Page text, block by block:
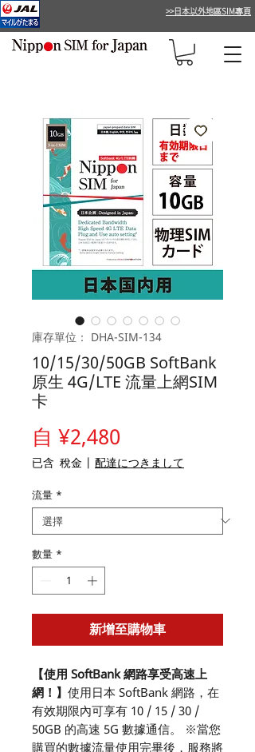
>>日本以外地區SIM專頁
庫存單位： DHA-SIM-134
10/15/30/50GB SoftBank
原生 4G/LTE 流量上網SIM
卡
自 ¥2,480
銷
格
已含 稅金 | 配達につきまして
流量 *
數量 *
新增至購物車
【使用 SoftBank 網路享受高速上
網！】 使用日本 SoftBank 網路，在
有效期限內可享有 10 / 15 / 30 /
50GB 的高速 5G 數據通信。 ※當您
購買的數據流量使用完畢後，服務將